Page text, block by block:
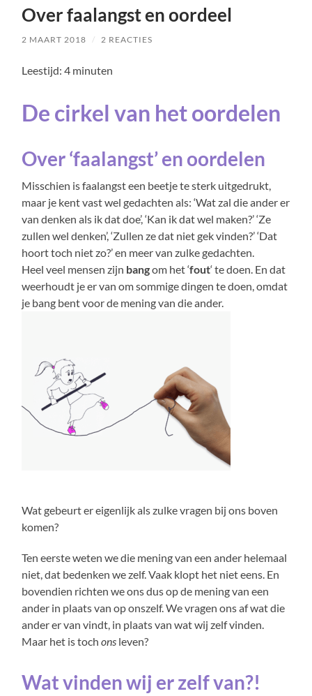
Over faalangst en oordeel
2 MAART 2018 / 2 REACTIES
Leestijd:4 minuten
De cirkel van het oordelen
Over ‘faalangst’ en oordelen
Misschien is faalangst een beetje te sterk uitgedrukt,
maar je kent vast wel gedachten als: ‘Wat zal die ander er
van denken als ik dat doe’, ‘Kan ik dat wel maken?’ ‘Ze
zullen wel denken’, ‘Zullen ze dat niet gek vinden?’ ‘Dat
hoort toch niet zo?’ en meer van zulke gedachten.
Heel veel mensen zijn bangom het ‘fout‘ te doen. En dat
weerhoudt je er van om sommige dingen te doen, omdat
je bang bent voor de mening van die ander.
Wat gebeurt er eigenlijk als zulke vragen bij ons boven
komen?
Ten eerste weten we die mening van een ander helemaal
niet, dat bedenken we zelf. Vaak klopt het niet eens. En
bovendien richten we ons dus op de mening van een
ander in plaats van op onszelf. We vragen ons af wat die
ander er van vindt, in plaats van wat wij zelf vinden.
Maar het is tochons leven?
Wat vinden wij er zelf van?!